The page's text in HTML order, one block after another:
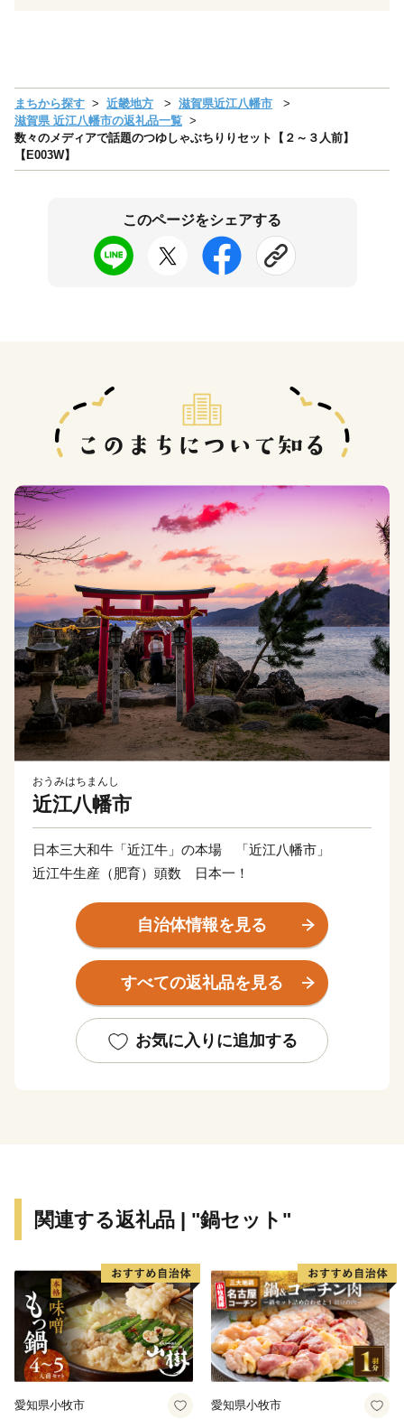
まちから探す 近畿地方
滋賀県近江八幡市
滋賀県 近江八幡市の返礼品一覧
数々のメディアで話題のつゆしゃぶちりりセット【２～３人前】
【E003W】
このページをシェアする
おうみはちまんし
近江八幡市
日本三大和牛「近江牛」の本場 「近江八幡市」
近江牛生産（肥育）頭数 日本一！
自治体情報を見る
すべての返礼品を見る
お気に入りに追加する
関連する返礼品 | "鍋セット"
愛知県小牧市 愛知県小牧市